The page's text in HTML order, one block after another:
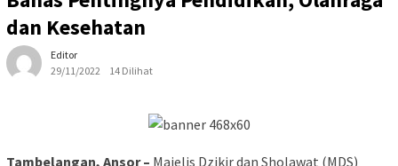
dan Kesehatan
Editor
29/11/2022
14 Dilihat
Tambelangan, Ansor – Majelis Dzikir dan Sholawat (MDS)